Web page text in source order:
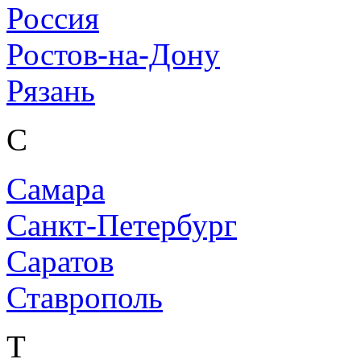
Россия
Ростов-на-Дону
Рязань
С
Самара
Санкт-Петербург
Саратов
Ставрополь
Т